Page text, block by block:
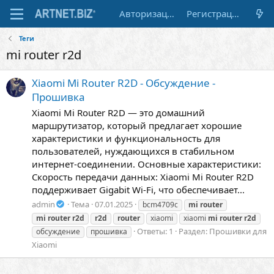
Авторизация Регистрация
Теги
mi router r2d
Xiaomi Mi Router R2D - Обсуждение -
Прошивка
Xiaomi Mi Router R2D — это домашний
маршрутизатор, который предлагает хорошие
характеристики и функциональность для
пользователей, нуждающихся в стабильном
интернет-соединении. Основные характеристики:
Скорость передачи данных: Xiaomi Mi Router R2D
поддерживает Gigabit Wi-Fi, что обеспечивает...
admin Тема 07.01.2025 bcm4709c mi router
mi router r2d r2d router xiaomi xiaomi mi router r2d
обсуждение
прошивка Ответы: 1 Раздел: Прошивки для
Xiaomi